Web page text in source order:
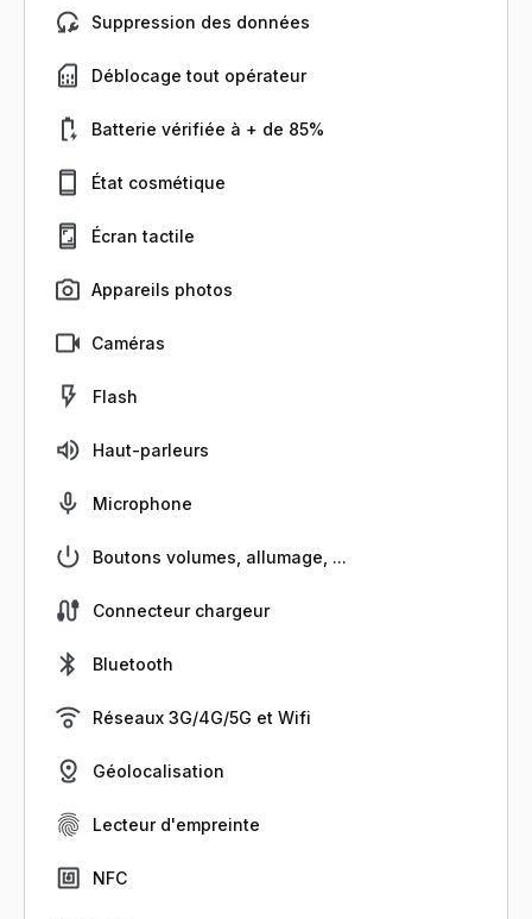
Suppression des données
Déblocage tout opérateur
Batterie vérifiée à + de 85%
État cosmétique
Écran tactile
Appareils photos
Caméras
Flash
Haut-parleurs
Microphone
Boutons volumes, allumage, ...
Connecteur chargeur
Bluetooth
Réseaux 3G/4G/5G et Wifi
Géolocalisation
Lecteur d'empreinte
NFC